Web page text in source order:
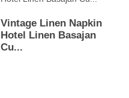
Vintage Linen Napkin
Hotel Linen Basajan
Cu...